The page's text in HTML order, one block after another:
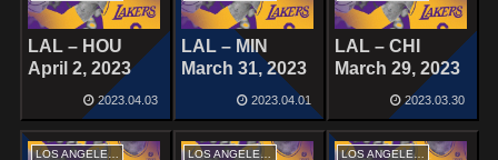
LAL – HOU
April 2, 2023
2023.04.03
LAL – MIN
March 31, 2023
2023.04.01
LAL – CHI
March 29, 2023
2023.03.30